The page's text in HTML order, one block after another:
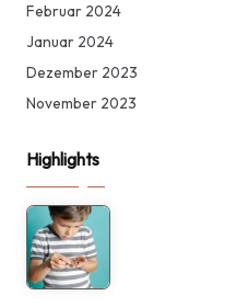
Februar 2024
Januar 2024
Dezember 2023
November 2023
Highlights